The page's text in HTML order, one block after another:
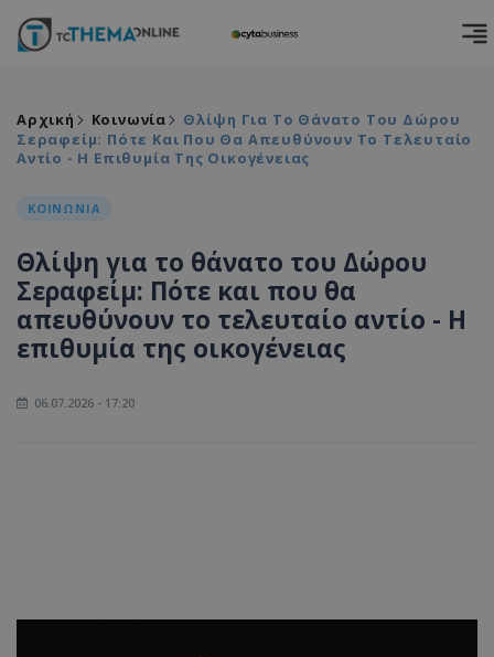
Αρχική Κοινωνία
Θλίψη Για Το Θάνατο Του Δώρου
Σεραφείμ: Πότε Και Που Θα Απευθύνουν Το Τελευταίο
Αντίο - Η Επιθυμία Της Οικογένειας
ΚΟΙΝΩΝΙΑ
Θλίψη για το θάνατο του Δώρου
Σεραφείμ: Πότε και που θα
απευθύνουν το τελευταίο αντίο - Η
επιθυμία της οικογένειας
06.07.2026 - 17:20